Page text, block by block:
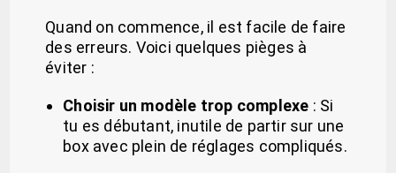
Quand on commence, il est facile de faire
des erreurs. Voici quelques pièges à
éviter :
Choisir un modèle trop complexe : Si
tu es débutant, inutile de partir sur une
box avec plein de réglages compliqués.